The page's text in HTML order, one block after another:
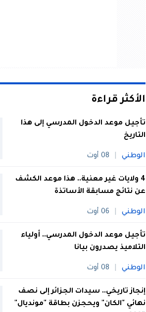
الأكثر قراءة
تأجيل موعد الدخول المدرسي إلى هذا
التاريخ
الوطني 08 أوت
4 ولايات غير معنية.. هذا موعد الكشف
عن نتائج مسابقة الأساتذة
الوطني 06 أوت
تأجيل موعد الدخول المدرسي.. أولياء
التلاميذ يصدرون بيانا
الوطني 08 أوت
إنجاز تاريخي.. سيدات الجزائر إلى نصف
نهائي "الكان" ويحجزن بطاقة "مونديال"